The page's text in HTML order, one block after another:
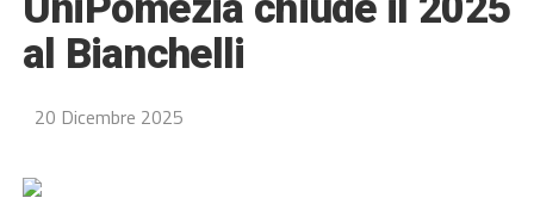
al Bianchelli
20 Dicembre 2025